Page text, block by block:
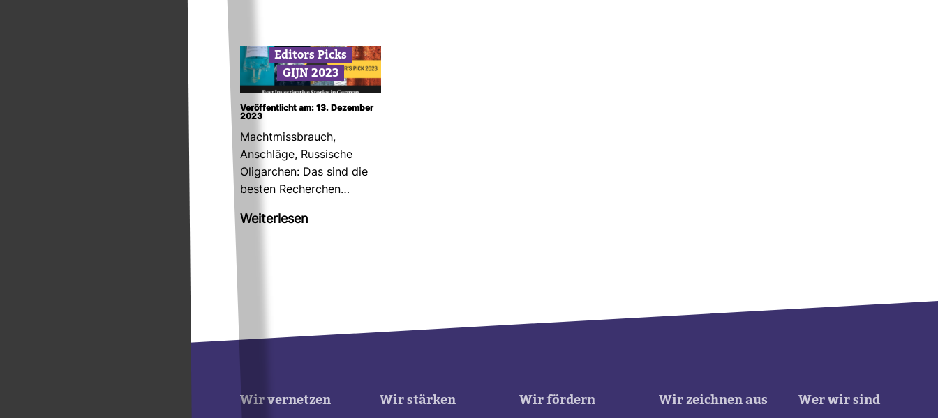
Edi­tors Picks
GIJN 2023
Veröffentlicht am: 13. Dezember
2023
Macht­miss­brauch,
Anschläge, Rus­si­sche
Olig­ar­chen: Das sind die
besten Recher­chen…
Wei­ter­lesen
Wir vernetzen Wir stärken Wir fördern Wir zeichnen aus Wer wir sind